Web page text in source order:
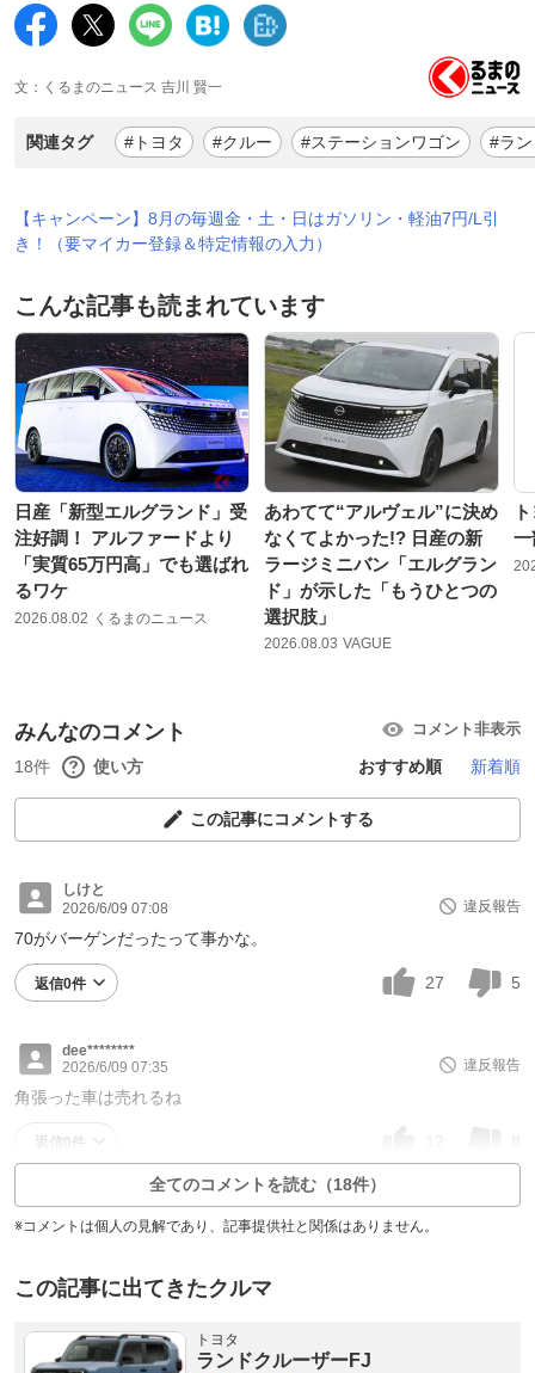
文：くるまのニュース 吉川 賢一
関連タグ #トヨタ #クルー #ステーションワゴン #ラ
【キャンペーン】8月の毎週金・土・日はガソリン・軽油7円/L引
き！（要マイカー登録＆特定情報の入力）
こんな記事も読まれています
日産「新型エルグランド」受
注好調！ アルファードより
「実質65万円高」でも選ばれ
るワケ
2026.08.02 くるまのニュース
あわてて“アルヴェル”に決め
なくてよかった!? 日産の新
ラージミニバン「エルグラン
ド」が示した「もうひとつの
選択肢」
2026.08.03 VAGUE
一
みんなのコメント コメント非表示
18件 使い方 おすすめ順 新着順
この記事にコメントする
しけと
2026/6/09 07:08
違反報告
70がバーゲンだったって事かな。
返信0件 27 5
dee********
2026/6/09 07:35
違反報告
角張った車は売れるね
返信0件
全てのコメントを読む（18件）
※コメントは個人の見解であり、記事提供社と関係はありません。
この記事に出てきたクルマ
トヨタ
ランドクルーザーFJ